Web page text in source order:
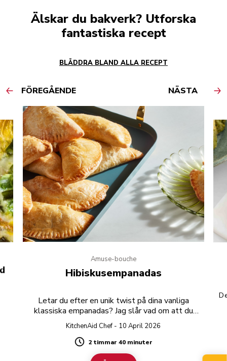
Älskar du bakverk? Utforska
fantastiska recept
BLÄDDRA BLAND ALLA RECEPT
FÖREGÅENDE NÄSTA
Amuse-bouche
Hibiskusempanadas
Letar du efter en unik twist på dina vanliga
klassiska empanadas? Jag slår vad om att du
aldrig har tänkt på en twist med hibiskus!
KitchenAid Chef - 10 April 2026
Duration
2 timmar 40 minuter